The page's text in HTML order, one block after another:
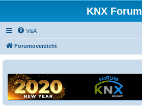
KNX Forum
V&A
Forumoverzicht